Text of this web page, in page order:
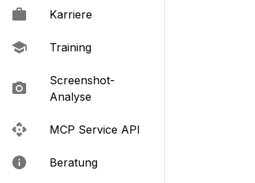
Karriere
Training
Screenshot-
Analyse
MCP Service API
Beratung